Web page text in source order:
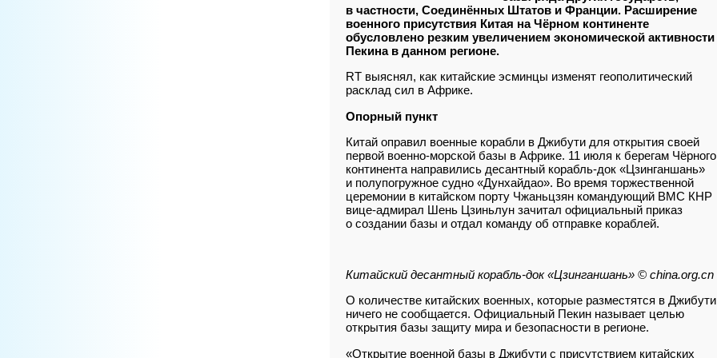
в частности, Соединённых Штатов и Франции. Расширение
военного присутствия Китая на Чёрном континенте
обусловлено резким увеличением экономической активности
Пекина в данном регионе.
RT выяснял, как китайские эсминцы изменят геополитический
расклад сил в Африке.
Опорный пункт
Китай оправил военные корабли в Джибути для открытия своей
первой военно-морской базы в Африке. 11 июля к берегам Чёрного
континента направились десантный корабль-док «Цзинганшань»
и полупогружное судно «Дунхайдао». Во время торжественной
церемонии в китайском порту Чжаньцзян командующий ВМС КНР
вице-адмирал Шень Цзиньлун зачитал официальный приказ
о создании базы и отдал команду об отправке кораблей.
Китайский десантный корабль-док «Цзинганшань» © china.org.cn
О количестве китайских военных, которые разместятся в
ничего не сообщается. Официальный Пекин называет целью
открытия базы защиту мира и безопасности в регионе.
«Открытие военной базы в Джибути с присутствием китайских